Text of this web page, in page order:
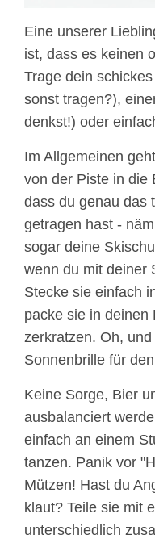
Eine unserer
ist, dass es keinen
Trage dein
sonst tragen?),
denkst!) oder
Im Allgemeinen
von der Piste in die
dass du genau das
getragen hast -
sogar deine
wenn du mit deiner
Stecke sie einfach
packe sie in deinen
zerkratzen. Oh,
Sonnenbrille für
Keine Sorge, Bier
ausbalanciert
einfach an einem
tanzen. Panik vor
Mützen! Hast du
klaut? Teile sie mit
unterschiedlich